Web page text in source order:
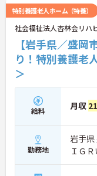
特別養護老人ホーム（特養）
社会福祉法人杏林会リハ
【岩手県／盛
り！特別養護老
＞
給料 月収
勤務地
岩手県
ＩＧ